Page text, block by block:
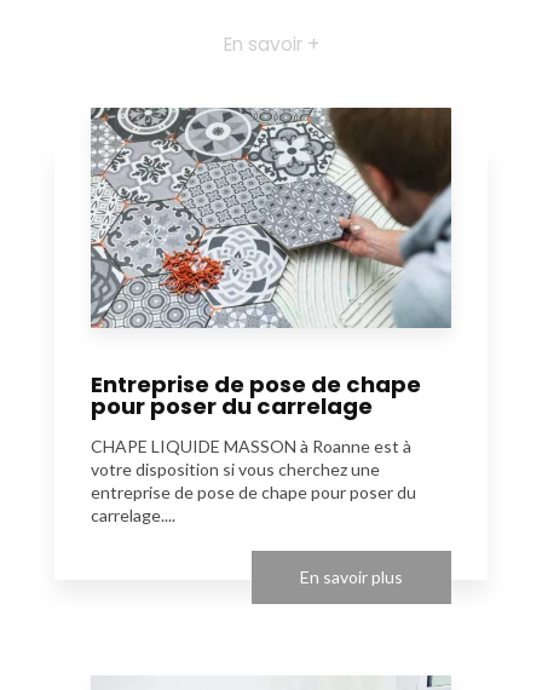
En savoir +
Entreprise de pose de chape
pour poser du carrelage
CHAPE LIQUIDE MASSON à Roanne est à
votre disposition si vous cherchez une
entreprise de pose de chape pour poser du
carrelage....
En savoir plus